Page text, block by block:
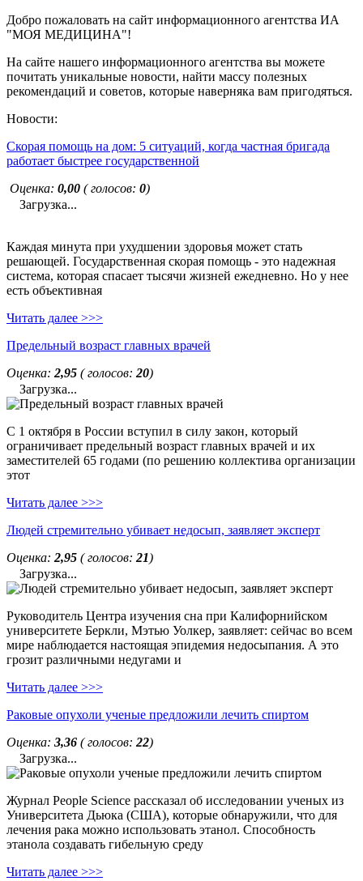
Добро пожаловать на сайт информационного агентства ИА
"МОЯ МЕДИЦИНА"!
На сайте нашего информационного агентства вы можете
почитать уникальные новости, найти массу полезных
рекомендаций и советов, которые наверняка вам пригодяться.
Новости:
Скорая помощь на дом: 5 ситуаций, когда частная бригада
работает быстрее государственной
Оценка: 0,00 ( голосов: 0)
Загрузка...
Каждая минута при ухудшении здоровья может стать
решающей. Государственная скорая помощь - это надежная
система, которая спасает тысячи жизней ежедневно. Но у нее
есть объективная
Читать далее >>>
Предельный возраст главных врачей
Оценка: 2,95 ( голосов: 20)
Загрузка...
С 1 октября в России вступил в силу закон, который
ограничивает предельный возраст главных врачей и их
заместителей 65 годами (по решению коллектива организации
этот
Читать далее >>>
Людей стремительно убивает недосып, заявляет эксперт
Оценка: 2,95 ( голосов: 21)
Загрузка...
Руководитель Центра изучения сна при Калифорнийском
университете Беркли, Мэтью Уолкер, заявляет: сейчас во всем
мире наблюдается настоящая эпидемия недосыпания. А это
грозит различными недугами и
Читать далее >>>
Раковые опухоли ученые предложили лечить спиртом
Оценка: 3,36 ( голосов: 22)
Загрузка...
Журнал People Science рассказал об исследовании ученых из
Университета Дьюка (США), которые обнаружили, что для
лечения рака можно использовать этанол. Способность
этанола создавать гибельную среду
Читать далее >>>